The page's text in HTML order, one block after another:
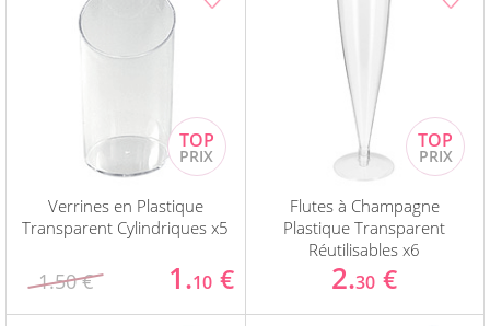
Verrines en Plastique
Transparent Cylindriques x5
1.50 € 1.10 €
Flutes à Champagne
Plastique Transparent
Réutilisables x6
2.30 €